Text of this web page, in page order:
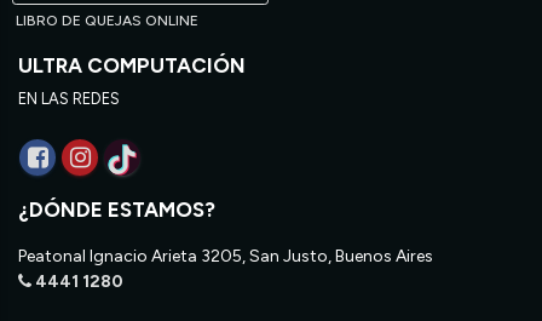
LIBRO DE QUEJAS ONLINE
ULTRA COMPUTACIÓN
EN LAS REDES
¿DÓNDE ESTAMOS?
Peatonal Ignacio Arieta 3205, San Justo, Buenos Aires
4441 1280